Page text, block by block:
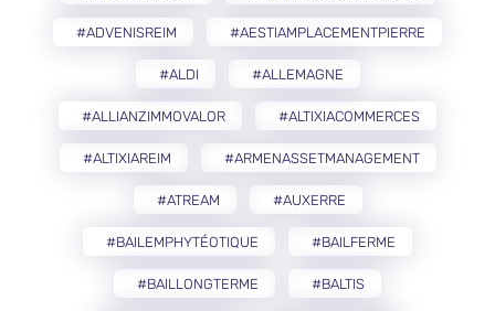
#ADVENISREIM #AESTIAMPLACEMENTPIERRE
#ALDI #ALLEMAGNE
#ALLIANZIMMOVALOR #ALTIXIACOMMERCES
#ALTIXIAREIM #ARMENASSETMANAGEMENT
#ATREAM #AUXERRE
#BAILEMPHYTÉOTIQUE #BAILFERME
#BAILLONGTERME #BALTIS